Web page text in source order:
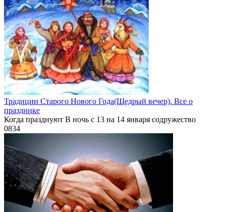
Традиции Старого Нового Года(Щедрый вечер). Все о
празднике
Когда празднуют В ночь с 13 на 14 января содружество
0834